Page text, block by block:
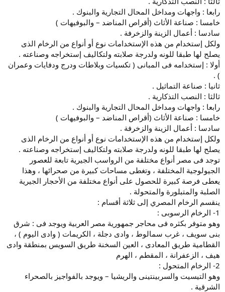
رابعا : واجهات ومداخل المحال التجارية والبنوك .
خامسا : صناعة الأثاث (أقراص المناضد – والبوفيهات )
سادسا : أعمال الزينة والزخرفة .
ولكل إستخدام من هذه الإستخدامات نوع أو أنواع من الرخام الذى
يصلح لها طبقا للونه ولدرجة صلابته ولتكاليف إستخراجه وصناعته .
أولا : إستخدامه فى المبانى ( تكسيات وبلاطات ودرج ودفايات وعمران
) .
ثانيا : صناعة التماثيل .
ثالثا : النصب التذكارية .
رابعا : واجهات ومداخل المحال التجارية والبنوك .
خامسا : صناعة الأثاث (أقراص المناضد – والبوفيهات )
سادسا : أعمال الزينة والزخرفة .
ولكل إستخدام من هذه الإستخدامات نوع أو أنواع من الرخام الذى
يصلح لها طبقا للونه ولدرجة صلابته ولتكاليف إستخراجه وصناعته .
توجد فى مصر أنواع مختلفة من الرواسب الجيرية تابعة للعصور
الجيولوجية المختلفة ، وتغطى مساحات كبيرة من صحرائها ، وهذا
يعطى فرصة كبيرة للحصول على أنواع مختلفة من الأحجار الجيرية
الصلبة والمتبلورة والمتحولة .
ينقسم الرخام المصري إلى ثلاثة أقسام :
1- الرخام الرسوبى :
وهو متوفر بكثره فى محاجر جمهورية مصر العربية ويوجد فى : شرق
بنى سويف ، غرب سمالوط ، وادى دجلة ، الكريمات ( وادى اليوم ) ،
القطامية طريق المعادى ، العين السخنة طريق السويس بمنطقة وادى
هيف ، الزعفرانة ، المقطم ، الهرم
2- الرخام المتحول :
وهو التيسيت والسربينتينى والريشيا – ويوجد بالفواجيز بالصحراء
الشرقية .